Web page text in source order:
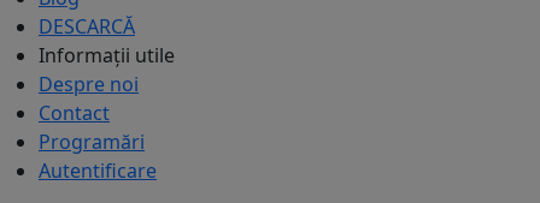
DESCARCĂ
Informații utile
Despre noi
Contact
Programări
Autentificare